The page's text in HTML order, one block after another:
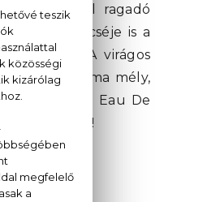
és magával ragadó
üvegcséje is a
is hódít. A virágos
a pézsma mély,
Bouquet Eau De
varázsolja!